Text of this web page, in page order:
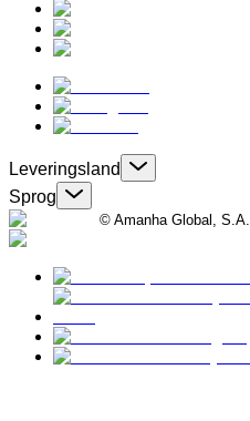
Leveringsland
Sprog
© Amanha Global, S.A.